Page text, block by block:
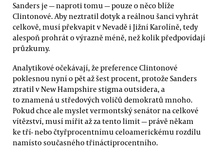
Sanders je — naproti tomu — pouze o něco blíže
Clintonové. Aby neztratil dotyk a reálnou šanci vyhrát
celkově, musí překvapit v Nevadě i Jižní Karolíně, tedy
alespoň prohrát o výrazně méně, než kolik předpovídají
průzkumy.
Analytikové očekávají, že preference Clintonové
poklesnou nyní o pět až šest procent, protože Sanders
ztratil v New Hampshire stigma outsidera, a
to znamená u středových voličů demokratů mnoho.
Pokud chce ale myslet vermontský senátor na celkové
vítězství, musí mířit až za tento limit — právě někam
ke tří- nebo čtyřprocentnímu celoamerickému rozdílu
namísto současného třináctiprocentního.